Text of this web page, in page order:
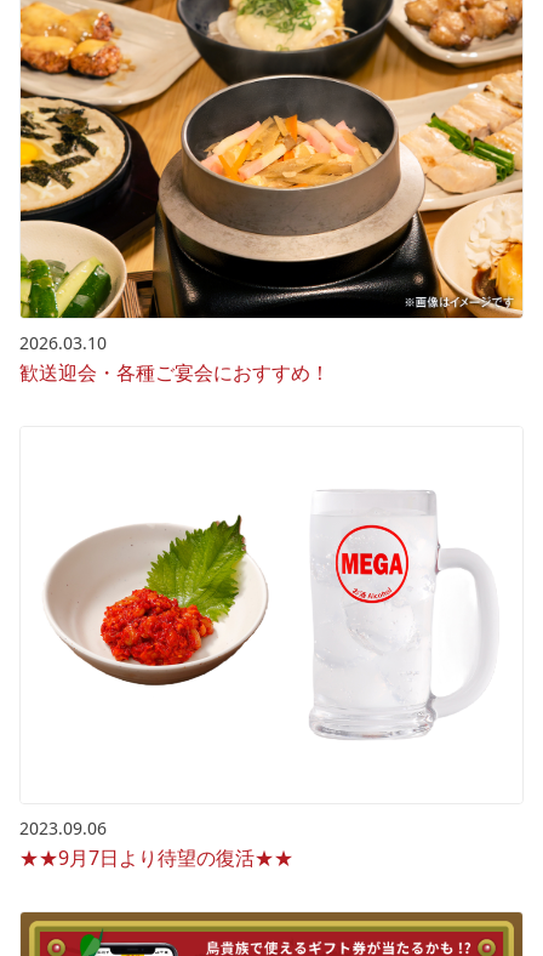
2026.03.10
歓送迎会・各種ご宴会におすすめ！
2023.09.06
★★9月7日より待望の復活★★